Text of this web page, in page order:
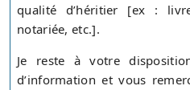
qualité d’héritier [ex :
notariée, etc.].
Je reste à votre
d’information et vous